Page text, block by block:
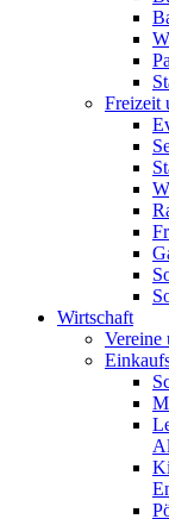
Freizeit
Wirtschaft
Vereine